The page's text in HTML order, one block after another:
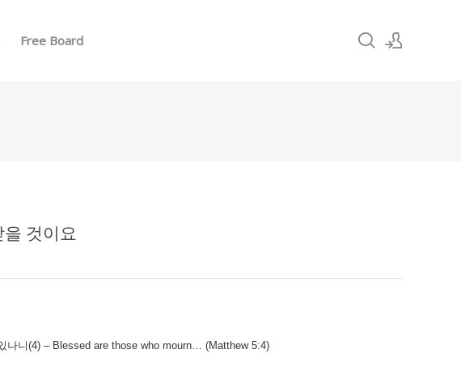
Free Board
것이요
나니(4) – Blessed are those who mourn… (Matthew 5:4)